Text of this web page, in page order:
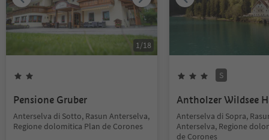
1/18
Pensione Gruber
Anterselva di Sotto, Rasun Anterselva,
Regione dolomitica Plan de Corones
S
Antholzer Wildsee
Anterselva di Sopra,
Anterselva, Regione
de Corones